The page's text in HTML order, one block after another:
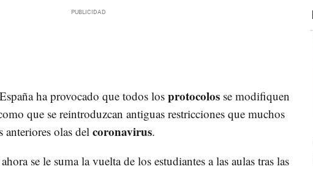
ha provocado que todos los protocolos se modifiquen
que se reintroduzcan antiguas restricciones que muchos
anteriores olas del coronavirus.
se le suma la vuelta de los estudiantes a las aulas tras las